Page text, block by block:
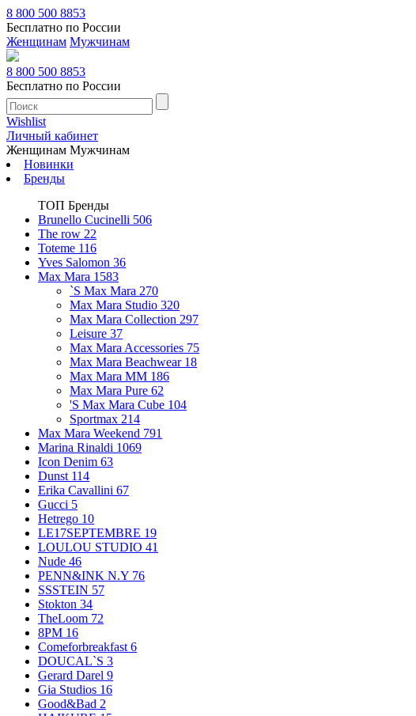
8 800 500 8853
Бесплатно по России
Женщинам Мужчинам
8 800 500 8853
Бесплатно по России
Wishlist
Личный кабинет
Женщинам Мужчинам
Новинки
Бренды
ТОП Бренды
Brunello Cucinelli 506
The row 22
Toteme 116
Yves Salomon 36
Max Mara 1583
`S Max Mara 270
Max Mara Studio 320
Max Mara Collection 297
Leisure 37
Max Mara Accessories 75
Max Mara Beachwear 18
Max Mara MM 186
Max Mara Pure 62
'S Max Mara Cube 104
Sportmax 214
Max Mara Weekend 791
Marina Rinaldi 1069
Icon Denim 63
Dunst 114
Erika Cavallini 67
Gucci 5
Hetrego 10
LE17SEPTEMBRE 19
LOULOU STUDIO 41
Nude 46
PENN&INK N.Y 76
SSSTEIN 57
Stokton 34
TheLoom 72
8PM 16
Comeforbreakfast 6
DOUCAL`S 3
Gerard Darel 9
Gia Studios 16
Good&Bad 2